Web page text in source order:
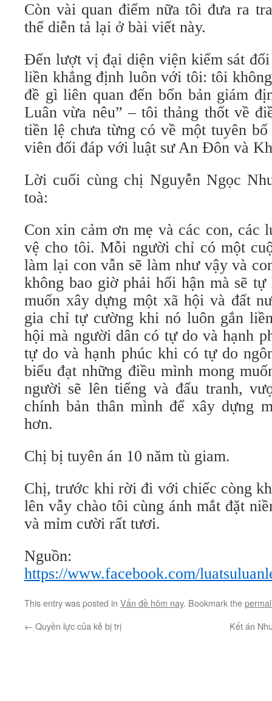
Còn vài quan điểm nữa tôi đưa ra
thể diễn tả lại ở bài viết này.
Đến lượt vị đại diện viện kiểm sát
liền khẳng định luôn với tôi: tôi
đề gì liên quan đến bốn bản giám
Luân vừa nêu” – tôi thảng thốt về
tiền lệ chưa từng có về một tuyên
viên đối đáp với luật sư An Đôn và
Lời cuối cùng chị Nguyễn Ngọc
toà:
Con xin cảm ơn mẹ và các con, các
vệ cho tôi. Mỗi người chỉ có một
làm lại con vẫn sẽ làm như vậy và
không bao giờ phải hối hận mà sẽ
muốn xây dựng một xã hội và đất
gia chỉ tự cường khi nó luôn gắn
hội mà người dân có tự do và hạnh
tự do và hạnh phúc khi có tự do
biểu đạt những điều mình mong
người sẽ lên tiếng và đấu tranh,
chính bản thân mình để xây dựng
hơn.
Chị bị tuyên án 10 năm tù giam.
Chị, trước khi rời đi với chiếc còng
lên vẫy chào tôi cùng ánh mắt đặt
và mỉm cười rất tươi.
Nguồn:
https://www.facebook.com/
This entry was posted in Vấn đề hôm nay. Bookmark the
← Quyền lực của kẻ bị trị Kết án